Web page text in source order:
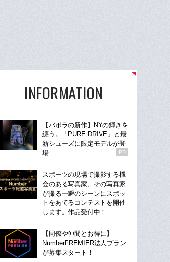
INFORMATION
【バボラの新作】NYの輝きを
纏う。「PURE DRIVE」と最
新シューズに限定モデルが登
場
PR
スポーツの現場で撮影する機
会のある写真家、その写真家
が撮る一瞬のシーンにスポッ
トをあてるコンテストを開催
します。作品受付中！
【同僚や仲間とお得に】
NumberPREMIER法人プラン
が募集スタート！